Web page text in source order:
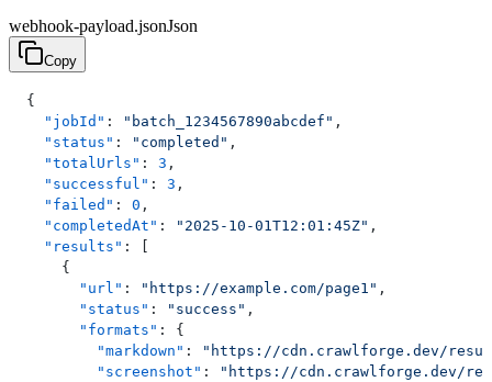
webhook-payload.jsonJson
Copy
{
  "jobId"
: "batch_1234567890abcdef" ,
  "status"
: "completed" ,
  "totalUrls"
: 3 ,
  "successful"
: 3 ,
  "failed"
: 0 ,
  "completedAt"
: "2025-10-01T12:01:45Z" ,
  "results"
: [
    {
      "url"
: "https://example.com/page1" ,
      "status"
: "success" ,
      "formats"
: {
        "markdown"
:
"https://cdn.crawlforge.dev/
        "screenshot"
:
"https://cdn.crawlforge.dev/